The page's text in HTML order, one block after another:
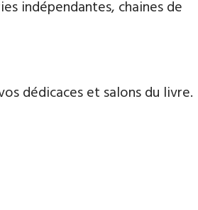
indépendantes, chaines de
dédicaces et salons du livre.